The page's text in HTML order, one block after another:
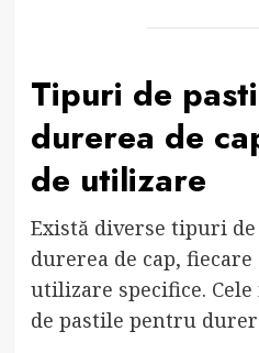
Tipuri de
durerea de
de utilizare
Există diverse tipuri
durerea de cap,
utilizare specifice.
de pastile pentru